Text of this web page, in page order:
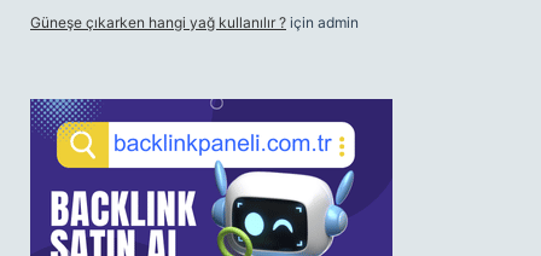
Güneşe çıkarken hangi yağ kullanılır ? için admin